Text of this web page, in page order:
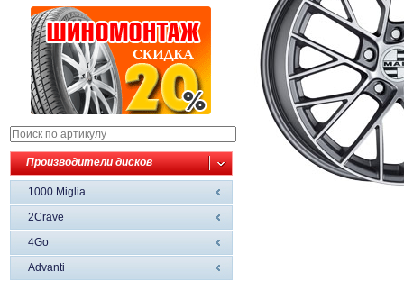
Производители дисков
1000 Miglia
2Crave
4Go
Advanti